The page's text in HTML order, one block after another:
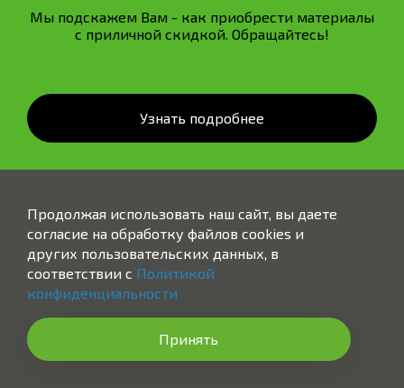
Мы подскажем Вам - как приобрести материалы
с приличной скидкой. Обращайтесь!
Узнать подробнее
Заказать звонок
Продолжая использовать наш сайт, вы даете
согласие на обработку файлов cookies и
других пользовательских данных, в
соответствии с Политикой
конфиденциальности
Принять